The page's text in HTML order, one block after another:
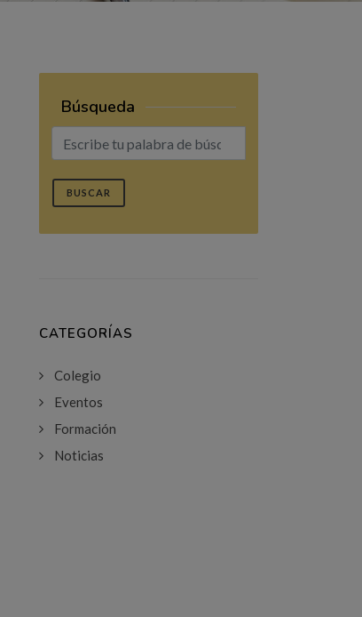
Búsqueda
BUSCAR
CATEGORÍAS
Colegio
Eventos
Formación
Noticias